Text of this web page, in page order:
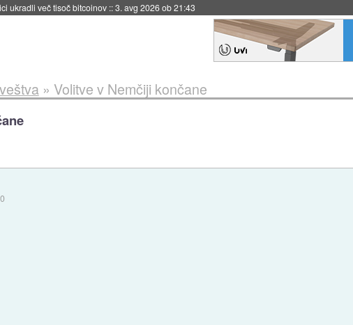
ukradli več tisoč bitcoinov ::3. avg 2026 ob 21:43
» Volitve v Nemčiji končane